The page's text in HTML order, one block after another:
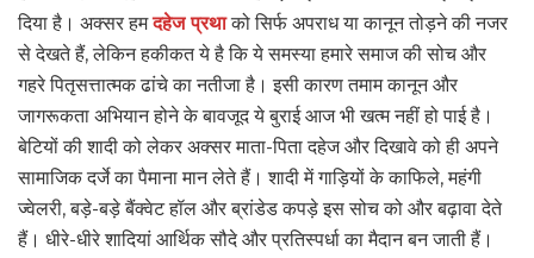
दिया है। अक्सर हमदहेज प्रथाको सिर्फ अपराध या कानून तोड़ने की नजर
से देखते हैं, लेकिन हकीकत ये है कि ये समस्या हमारे समाज की सोच और
गहरे पितृसत्तात्मक ढांचे का नतीजा है। इसी कारण तमाम कानून और
जागरूकता अभियान होने के बावजूद ये बुराई आज भी खत्म नहीं हो पाई है।
बेटियों की शादी को लेकर अक्सर माता-पिता दहेज और दिखावे को ही अपने
सामाजिक दर्जे का पैमाना मान लेते हैं। शादी में गाड़ियों के काफिले, महंगी
ज्वेलरी, बड़े-बड़े बैंक्वेट हॉल और ब्रांडेड कपड़े इस सोच को और बढ़ावा देते
हैं। धीरे-धीरे शादियां आर्थिक सौदे और प्रतिस्पर्धा का मैदान बन जाती हैं।